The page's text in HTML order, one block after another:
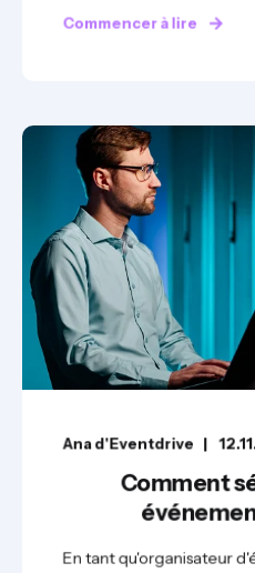
Commencer à lire
Ana d'Eventdrive
Comment
En tant qu'organisateur